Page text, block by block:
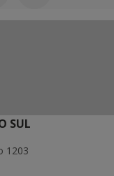
SUL
1203